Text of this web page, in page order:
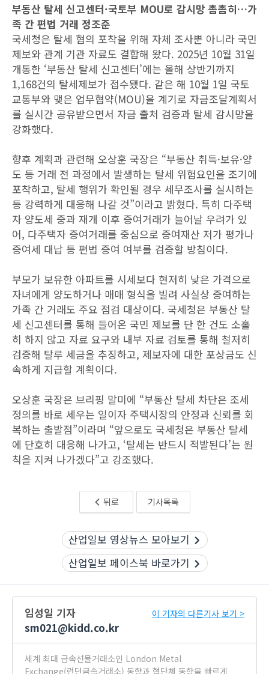
부동산 탈세 신고센터·국토부 MOU로 감시망 촘촘히…가
족 간 편법 거래 정조준
국세청은 탈세 혐의 포착을 위해 자체 조사뿐 아니라 국민
제보와 관계 기관 자료도 결합해 왔다. 2025년 10월 31일
개통한 ‘부동산 탈세 신고센터’에는 올해 상반기까지
1,168건의 탈세제보가 접수됐다. 같은 해 10월 1일 국토
교통부와 맺은 업무협약(MOU)을 계기로 자금조달계획서
를 실시간 공유받으면서 자금 출처 검증과 탈세 감시망을
강화했다.
향후 계획과 관련해 오상훈 국장은 “부동산 취득·보유·양
도 등 거래 전 과정에서 발생하는 탈세 위험요인을 조기에
포착하고, 탈세 행위가 확인될 경우 세무조사를 실시하는
등 강력하게 대응해 나갈 것”이라고 밝혔다. 특히 다주택
자 양도세 중과 재개 이후 증여거래가 늘어날 우려가 있
어, 다주택자 증여거래를 중심으로 증여재산 저가 평가나
증여세 대납 등 편법 증여 여부를 검증할 방침이다.
부모가 보유한 아파트를 시세보다 현저히 낮은 가격으로
자녀에게 양도하거나 매매 형식을 빌려 사실상 증여하는
가족 간 거래도 주요 점검 대상이다. 국세청은 부동산 탈
세 신고센터를 통해 들어온 국민 제보를 단 한 건도 소홀
히 하지 않고 자료 요구와 내부 자료 검토를 통해 철저히
검증해 탈루 세금을 추징하고, 제보자에 대한 포상금도 신
속하게 지급할 계획이다.
오상훈 국장은 브리핑 말미에 “부동산 탈세 차단은 조세
정의를 바로 세우는 일이자 주택시장의 안정과 신뢰를 회
복하는 출발점”이라며 “앞으로도 국세청은 부동산 탈세
에 단호히 대응해 나가고, ‘탈세는 반드시 적발된다’는 원
칙을 지켜 나가겠다”고 강조했다.
뒤로 기사목록
산업일보 영상뉴스 모아보기
산업일보 페이스북 바로가기
임성일 기자
sm021@kidd.co.kr
이 기자의 다른기사 보기 >
세계 최대 금속선물거래소인 London Metal
Exchange(런던금속거래소) 동향과 협단체 동향을 빠르게